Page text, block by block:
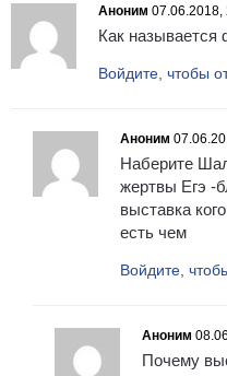
Аноним 07.06.2018,
Как называется
Войдите, чтобы
Аноним
Наберите
жертвы Егэ -
выставка
есть чем
Войдите,
Аноним
Почему